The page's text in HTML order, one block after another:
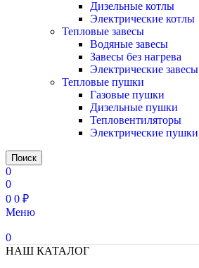
Дизельные котлы
Электрические котлы
Тепловые завесы
Водяные завесы
Завесы без нагрева
Электрические завесы
Тепловые пушки
Газовые пушки
Дизельные пушки
Тепловентиляторы
Электрические пушки
Поиск
0
0
0 0 ₽
Меню
0
НАШ КАТАЛОГ